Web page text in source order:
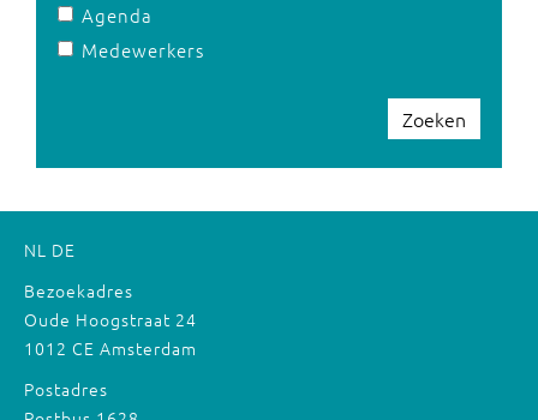
Agenda
Medewerkers
Zoeken
NL DE
Bezoekadres
Oude Hoogstraat 24
1012 CE Amsterdam
Postadres